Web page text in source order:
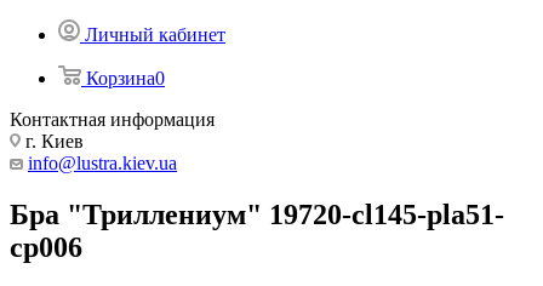
Личный кабинет
Корзина0
Контактная информация
г. Киев
info@lustra.kiev.ua
Бра "Триллениум" 19720-cl145-pla51-
cp006